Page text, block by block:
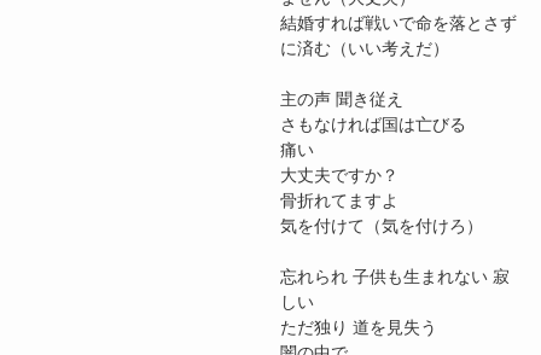
結婚すれば戦いで命を落とさず
に済む（いい考えだ）
主の声 聞き従え
さもなければ国は亡びる
痛い
大丈夫ですか？
骨折れてますよ
気を付けて（気を付けろ）
忘れられ 子供も生まれない 寂
しい
ただ独り 道を見失う